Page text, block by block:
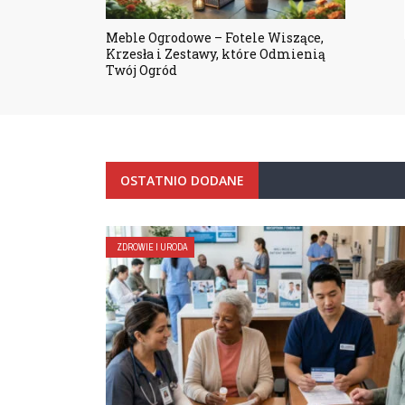
Meble Ogrodowe – Fotele Wiszące,
Krzesła i Zestawy, które Odmienią
Twój Ogród
OSTATNIO DODANE
ZDROWIE I URODA